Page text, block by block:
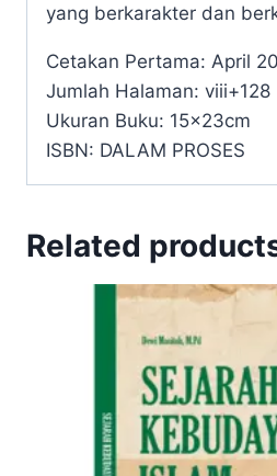
yang berkarakter dan
Cetakan Pertama: April
Jumlah Halaman: viii+128
Ukuran Buku: 15x23cm
ISBN: DALAM PROSES
Related